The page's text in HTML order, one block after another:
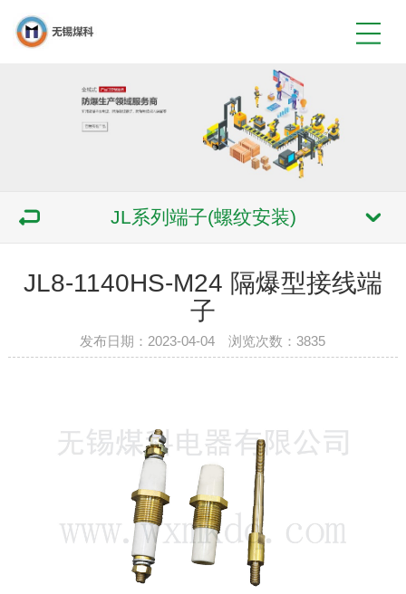
JL系列端子(螺纹安装)
JL8-1140HS-M24 隔爆型接线端
子
发布日期：2023-04-04 浏览次数：3835